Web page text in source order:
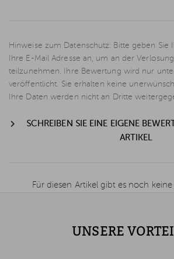
Hinweise zum Datenschutz: Bitte geben Sie
Ihre E-Mail Adresse an, um an der
teilzunehmen. Ihre Bewertung wird nur
veröffentlicht. Sie erhalten keine
Ihre Daten werden nicht an Dritte
SCHREIBEN SIE EINE EIGENE
ARTIKEL
Für diesen Artikel gibt es noch
UNSERE